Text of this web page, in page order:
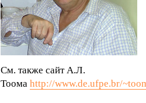
См. также сайт А.Л.
Тоомаhttp://www.de.ufpe.br/